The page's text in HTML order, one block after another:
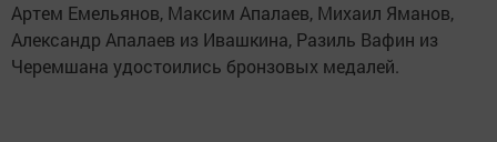
Артем Емельянов, Максим Апалаев, Михаил Яманов,
Александр Апалаев из Ивашкина, Разиль Вафин из
Черемшана удостоились бронзовых медалей.